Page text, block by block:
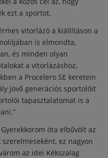
ezt a sportot.
vitorlázó a kiállításon a
is elmondta,
és minden olyan
a vitorlázáshoz,
a Procelero SE keretein
jövő generációs sportolóit
tapasztalatomat is a
óta elbűvölt az
ez nagyon
az idei Kékszalag